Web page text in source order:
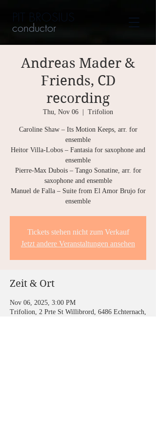
PIT BROSIUS
conductor
Andreas Mader &
Friends, CD
recording
Thu, Nov 06 Trifolion
Caroline Shaw – Its Motion Keeps, arr. for
ensemble
Heitor Villa-Lobos – Fantasia for saxophone and
ensemble
Pierre-Max Dubois – Tango Sonatine, arr. for
saxophone and ensemble
Manuel de Falla – Suite from El Amor Brujo for
ensemble
Tickets stehen nicht zum Verkauf
Jetzt andere Veranstaltungen ansehen
Zeit & Ort
Nov 06, 2025, 3:00 PM
Trifolion, 2 Prte St Willibrord, 6486 Echternach,